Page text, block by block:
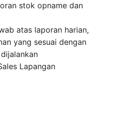
stok opname dan
atas laporan harian,
yang sesuai dengan
Lapangan